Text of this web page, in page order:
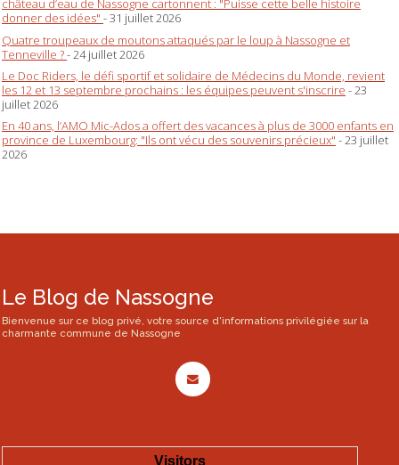
château d’eau de Nassogne cartonnent : "Puisse cette belle histoire
donner des idées" - 31 juillet 2026
Quatre troupeaux de moutons attaqués par le loup à Nassogne et
Tenneville ?- 24 juillet 2026
Le Doc Riders, le défi sportif et solidaire de Médecins du Monde, revient
les 12 et 13 septembre prochains : les équipes peuvent s'inscrire - 23
juillet 2026
En 40 ans, l’AMO Mic-Ados a offert des vacances à plus de 3000 enfants en
province de Luxembourg: "Ils ont vécu des souvenirs précieux" - 23 juillet
2026
Le Blog de Nassogne
Bienvenue sur ce blog privé, votre source d'informations privilégiée sur la
charmante commune de Nassogne